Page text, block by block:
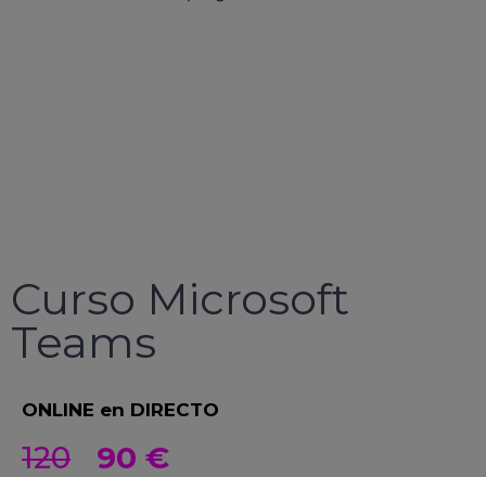
Curso Microsoft
Teams
ONLINE en DIRECTO
120 90 €